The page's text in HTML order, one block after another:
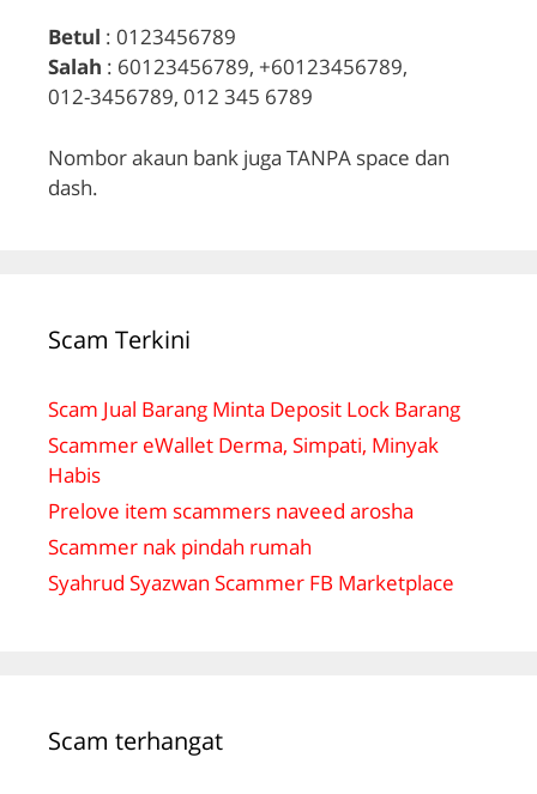
Betul : 0123456789
Salah : 60123456789, +60123456789,
012-3456789, 012 345 6789
Nombor akaun bank juga TANPA space dan
dash.
Scam Terkini
Scam Jual Barang Minta Deposit Lock Barang
Scammer eWallet Derma, Simpati, Minyak
Habis
Prelove item scammers naveed arosha
Scammer nak pindah rumah
Syahrud Syazwan Scammer FB Marketplace
Scam terhangat